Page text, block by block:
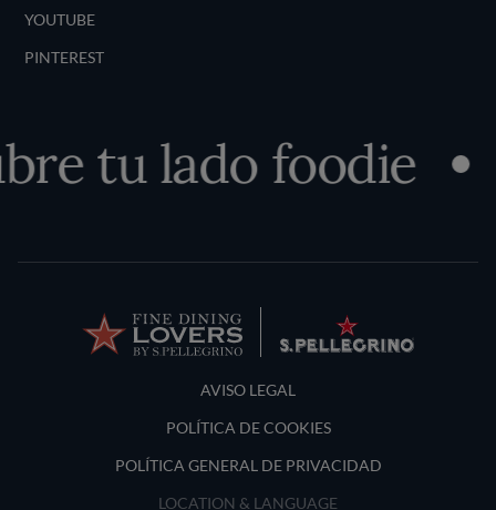
YOUTUBE
PINTEREST
tu lado foodie
Terms and Conditions
AVISO LEGAL
POLÍTICA DE COOKIES
POLÍTICA GENERAL DE PRIVACIDAD
LOCATION & LANGUAGE